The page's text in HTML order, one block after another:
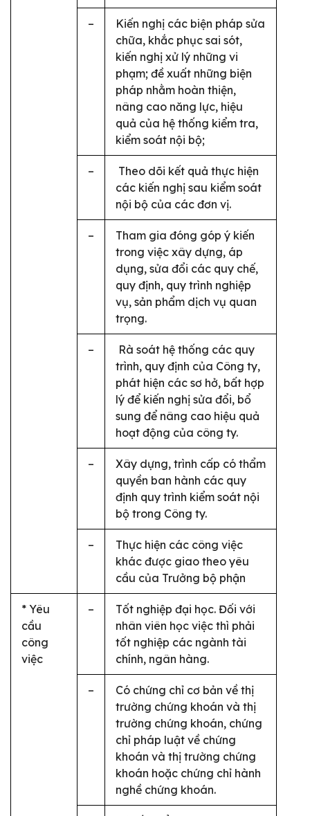
–
Kiến nghị các biện pháp sửa
chữa, khắc phục sai sót,
kiến nghị xử lý những vi
phạm; đề xuất những biện
pháp nhằm hoàn thiện,
nâng cao năng lực, hiệu
quả của hệ thống kiểm tra,
kiểm soát nội bộ;
–
Theo dõi kết quả thực hiện
các kiến nghị sau kiểm soát
nội bộ của các đơn vị.
–
Tham gia đóng góp ý kiến
trong việc xây dựng, áp
dụng, sửa đổi các quy chế,
quy định, quy trình nghiệp
vụ, sản phẩm dịch vụ quan
trọng.
–
Rà soát hệ thống các quy
trình, quy định của Công ty,
phát hiện các sơ hở, bất hợp
lý để kiến nghị sửa đổi, bổ
sung để nâng cao hiệu quả
hoạt động của công ty.
–
Xây dựng, trình cấp có thẩm
quyền ban hành các quy
định quy trình kiểm soát nội
bộ trong Công ty.
–
Thực hiện các công việc
khác được giao theo yêu
cầu của Trưởng bộ phận
* Yêu
cầu
công
việc
–
Tốt nghiệp đại học. Đối với
nhân viên học việc thì phải
tốt nghiệp các ngành tài
chính, ngân hàng.
–
Có chứng chỉ cơ bản về thị
trường chứng khoán và thị
trường chứng khoán, chứng
chỉ pháp luật về chứng
khoán và thị trường chứng
khoán hoặc chứng chỉ hành
nghề chứng khoán.